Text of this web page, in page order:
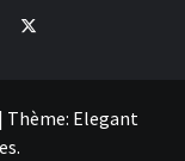
X
| Thème: Elegant
.